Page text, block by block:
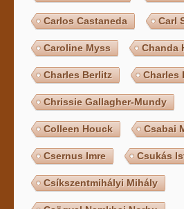
Carlos Castaneda Carl
Caroline Myss Chanda
Charles Berlitz Charles
Chrissie Gallagher-Mundy
Colleen Houck Csabai
Csernus Imre Csukás
Csíkszentmihályi Mihály